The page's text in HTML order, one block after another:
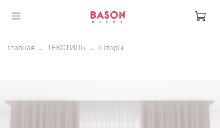
Главная ТЕКСТИЛЬ Шторы